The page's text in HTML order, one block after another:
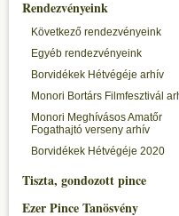
Rendezvényeink
Következő rendezvényeink
Egyéb rendezvényeink
Borvidékek Hétvégéje arhív
Monori Bortárs Filmfesztivál
Monori Meghívásos Amatőr
Fogathajtó verseny arhív
Borvidékek Hétvégéje 2020
Tiszta, gondozott pince
Ezer Pince Tanösvény